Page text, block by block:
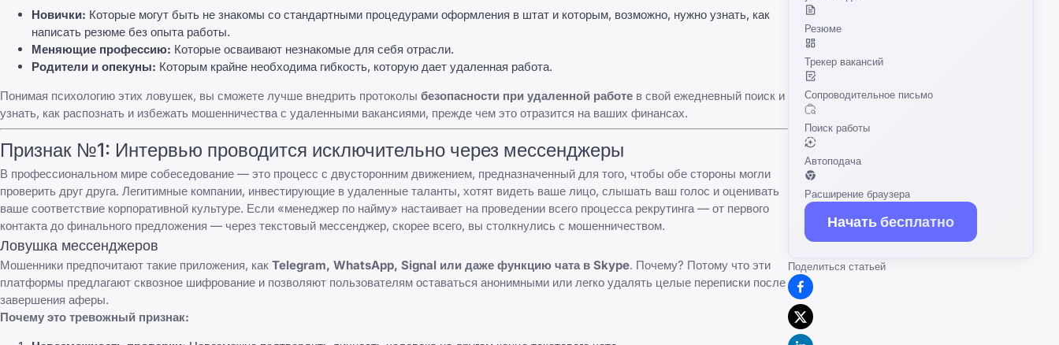
Новички: Которые могут быть не знакомы со стандартными процедурами оформления в штат и которым, возможно, нужно узнать, как
написать резюме без опыта работы.
Меняющие профессию: Которые осваивают незнакомые для себя отрасли.
Родители и опекуны: Которым крайне необходима гибкость, которую дает удаленная работа.
Понимая психологию этих ловушек, вы сможете лучше внедрить протоколы безопасности при удаленной работе в свой ежедневный поиск и
узнать, как распознать и избежать мошенничества с удаленными вакансиями, прежде чем это отразится на ваших финансах.
Признак №1: Интервью проводится исключительно через мессенджеры
В профессиональном мире собеседование — это процесс с двусторонним движением, предназначенный для того, чтобы обе стороны могли
проверить друг друга. Легитимные компании, инвестирующие в удаленные таланты, хотят видеть ваше лицо, слышать ваш голос и оценивать
ваше соответствие корпоративной культуре. Если «менеджер по найму» настаивает на проведении всего процесса рекрутинга — от первого
контакта до финального предложения — через текстовый мессенджер, скорее всего, вы столкнулись с мошенничеством.
Ловушка мессенджеров
Мошенники предпочитают такие приложения, как Telegram, WhatsApp, Signal или даже функцию чата в Skype. Почему? Потому что эти
платформы предлагают сквозное шифрование и позволяют пользователям оставаться анонимными или легко удалять целые переписки после
завершения аферы.
Почему это тревожный признак:
Резюме
Трекер вакансий
Сопроводительное письмо
Поиск работы
Автоподача
Расширение браузера
Начать бесплатно
Поделиться статьей